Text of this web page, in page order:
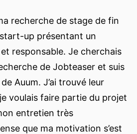
recherche de stage de fin
start-up présentant un
responsable. Je cherchais
de Jobteaser et suis
Auum. J’ai trouvé leur
voulais faire partie du projet
entretien très
que ma motivation s’est